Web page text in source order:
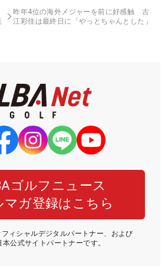
昨年4位の海外メジャーを前に好感触 古
江彩佳は最終日に「やっとちゃんとした」
ゴルフニュース
マガ登録はこちら
ィシャルデジタルパートナー、および
本公式サイトパートナーです。